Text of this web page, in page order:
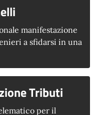
manifestazione
a sfidarsi in una
Tributi
per il